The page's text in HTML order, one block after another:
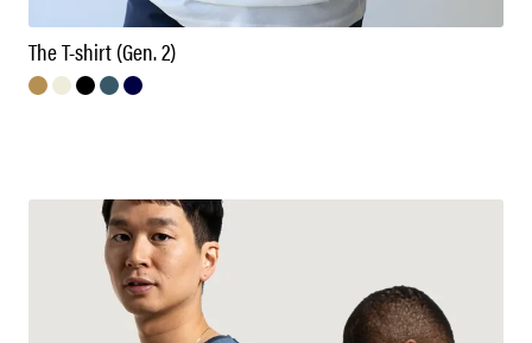
The T-shirt (Gen. 2)